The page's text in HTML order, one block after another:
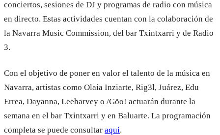
conciertos, sesiones de DJ y programas de radio con música
en directo. Estas actividades cuentan con la colaboración de
la Navarra Music Commission, del bar Txintxarri y de Radio
3.
Con el objetivo de poner en valor el talento de la música en
Navarra, artistas como Olaia Inziarte, Rig3l, Juárez, Edu
Errea, Dayanna, Leeharvey o /Göo! actuarán durante la
semana en el bar Txintxarri y en Baluarte. La programación
completa se puede consultar aquí.